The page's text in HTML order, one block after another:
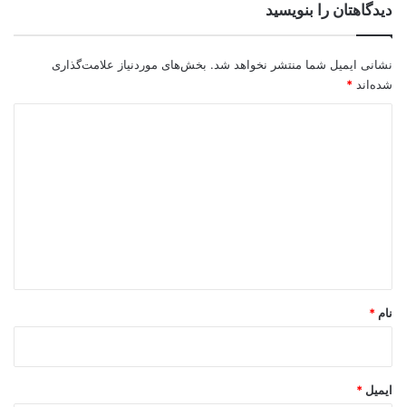
دیدگاهتان را بنویسید
نشانی ایمیل شما منتشر نخواهد شد. بخش‌های موردنیاز علامت‌گذاری
شده‌اند *
نام *
ایمیل *